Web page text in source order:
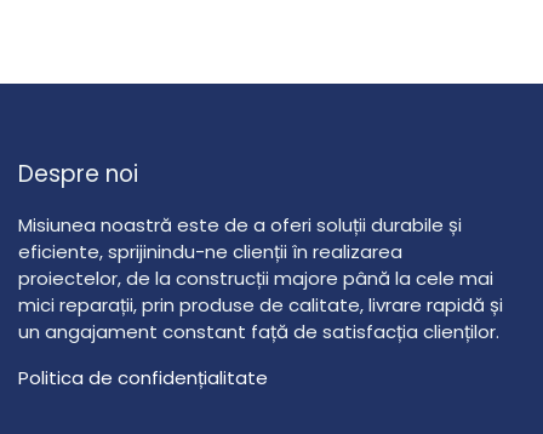
Despre noi
Misiunea noastră este de a oferi soluții durabile și
eficiente, sprijinindu-ne clienții în realizarea
proiectelor, de la construcții majore până la cele mai
mici reparații, prin produse de calitate, livrare rapidă și
un angajament constant față de satisfacția clienților.
Politica de confidențialitate